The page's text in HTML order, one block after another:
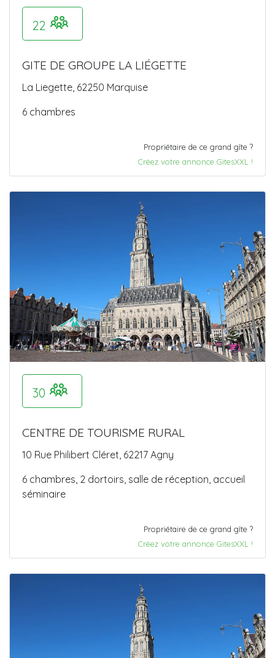
22
GITE DE GROUPE LA LIÉGETTE
La Liegette, 62250 Marquise
6 chambres
Propriétaire de ce grand gîte ?
Créez votre annonce GitesXXL !
30
CENTRE DE TOURISME RURAL
10 Rue Philibert Cléret, 62217 Agny
6 chambres, 2 dortoirs, salle de réception, accueil
séminaire
Propriétaire de ce grand gîte ?
Créez votre annonce GitesXXL !